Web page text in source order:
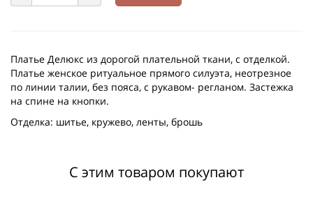
Платье Делюкс из дорогой плательной ткани, с отделкой.
Платье женское ритуальное прямого силуэта, неотрезное
по линии талии, без пояса, с рукавом- регланом. Застежка
на спине на кнопки.
Отделка: шитье, кружево, ленты, брошь
С этим товаром покупают